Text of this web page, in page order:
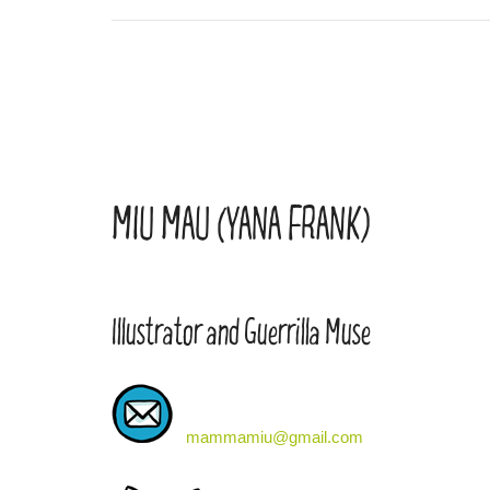
MIU MAU (YANA FRANK)
Illustrator and Guerrilla Muse
mammamiu@gmail.com